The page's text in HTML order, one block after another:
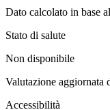
Dato calcolato in base
Stato di salute
Non disponibile
Valutazione aggiornata
Accessibilità